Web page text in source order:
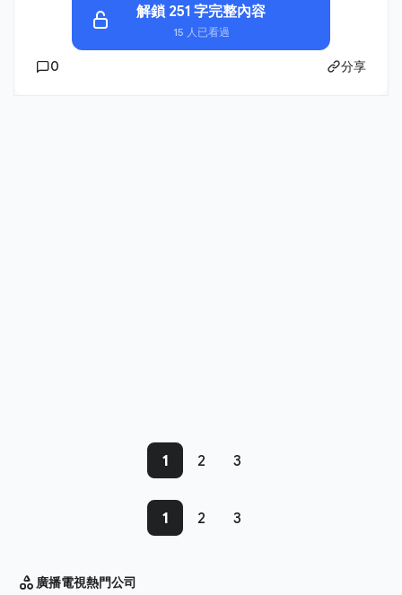
解鎖 251 字完整內容
15 人已看過
0 分享
1 2 3
1 2 3
廣播電視熱門公司